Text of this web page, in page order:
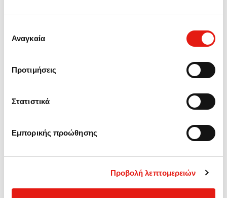
συγκατάθεσης
Αναγκαία
Προτιμήσεις
Στατιστικά
Εμπορικής προώθησης
Προβολή λεπτομερειών